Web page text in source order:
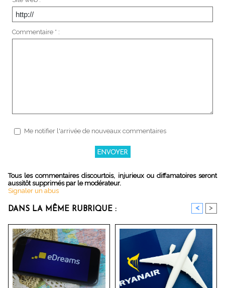
Commentaire * :
Me notifier l'arrivée de nouveaux commentaires
Tous les commentaires discourtois, injurieux ou diffamatoires seront
aussitôt supprimés par le modérateur.
Signaler un abus
DANS LA MÊME RUBRIQUE : < >